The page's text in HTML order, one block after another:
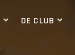
DE CLUB